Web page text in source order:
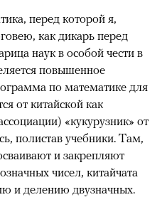
перед которой я,
как дикарь перед
наук в особой чести в
повышенное
по математике для
от китайской как
«кукурузник» от
полистав учебники. Там,
и закрепляют
чисел, китайчата
и делению двузначных.